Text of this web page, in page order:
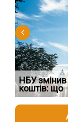
НБУ
коштів: що